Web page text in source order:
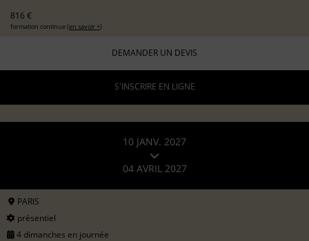
816 €
formation continue (en savoir +)
DEMANDER UN DEVIS
S'INSCRIRE EN LIGNE
10 JANV. 2027
04 AVRIL 2027
PARIS
présentiel
4 dimanches en journée